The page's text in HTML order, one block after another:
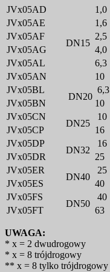
JVx05AD
DN15
1,0
JVx05AE
1,6
JVx05AF
2,5
JVx05AG
4,0
JVx05AL
6,3
JVx05AN
10
JVx05BL
DN20
6,3
JVx05BN
10
JVx05CN
DN25
10
JVx05CP
16
JVx05DP
DN32
16
JVx05DR
25
JVx05ER
DN40
25
JVx05ES
40
JVx05FS
DN50
40
JVx05FT
63
UWAGA:
* x = 2 dwudrogowy
* x = 8 trójdrogowy
** x = 8 tylko trójdrogowy